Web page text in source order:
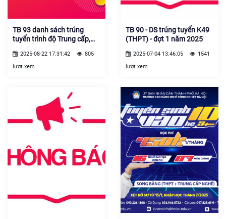
TB 93 danh sách trúng
tuyển trình độ Trung cấp,
2025-08-22 17:31:42
805
lượt xem
TB 90 - DS trúng tuyển K49
(THPT) - đợt 1 năm 2025
2025-07-04 13:46:05
1541
lượt xem